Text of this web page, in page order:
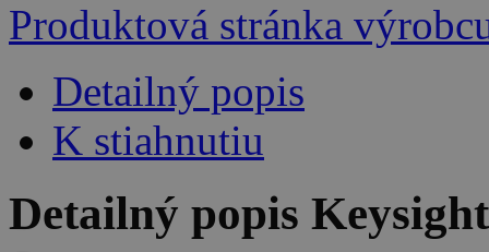
Produktová stránka
Detailný popis
K stiahnutiu
Detailný popis